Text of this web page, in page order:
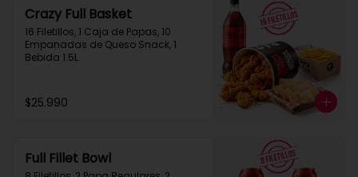
Crazy Full Basket
16 Filetillos, 1 Caja de Papas, 10
Empanadas de Queso Snack, 1
Bebida 1.5L.
$25.990
Full Fillet Bowl